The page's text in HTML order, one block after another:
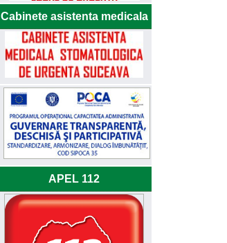
Cabinete asistenta medicala
APEL 112